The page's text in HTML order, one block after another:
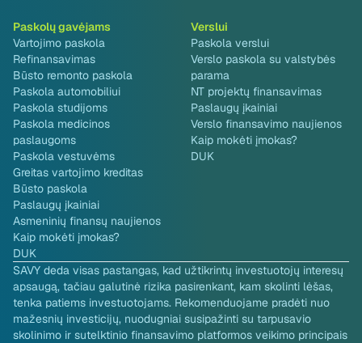
Paskolų gavėjams
Vartojimo paskola
Refinansavimas
Būsto remonto paskola
Paskola automobiliui
Paskola studijoms
Paskola medicinos
paslaugoms
Paskola vestuvėms
Greitas vartojimo kreditas
Būsto paskola
Paslaugų įkainiai
Asmeninių finansų naujienos
Kaip mokėti įmokas?
DUK
Verslui
Paskola verslui
Verslo paskola su valstybės
parama
NT projektų finansavimas
Paslaugų įkainiai
Verslo finansavimo naujienos
Kaip mokėti įmokas?
DUK
SAVY deda visas pastangas, kad užtikrintų investuotojų interesų
apsaugą, tačiau galutinė rizika pasirenkant, kam skolinti lėšas,
tenka patiems investuotojams. Rekomenduojame pradėti nuo
mažesnių investicijų, nuodugniai susipažinti su tarpusavio
skolinimo ir sutelktinio finansavimo platformos veikimo principais